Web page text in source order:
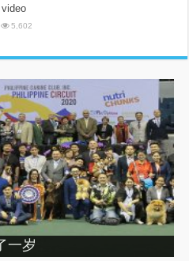
5,602
一岁
俺们东北那场比赛
行（INDONEISA WINNER
但是好像已经结束了。
随笔（三）